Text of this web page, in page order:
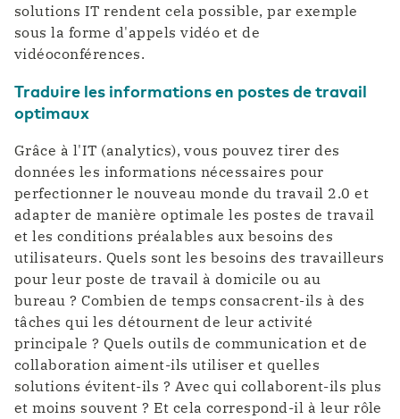
solutions IT rendent cela possible, par exemple
sous la forme d'appels vidéo et de
vidéoconférences.
Traduire les informations en postes de travail
optimaux
Grâce à l'IT (analytics), vous pouvez tirer des
données les informations nécessaires pour
perfectionner le nouveau monde du travail 2.0 et
adapter de manière optimale les postes de travail
et les conditions préalables aux besoins des
utilisateurs. Quels sont les besoins des travailleurs
pour leur poste de travail à domicile ou au
bureau ? Combien de temps consacrent-ils à des
tâches qui les détournent de leur activité
principale ? Quels outils de communication et de
collaboration aiment-ils utiliser et quelles
solutions évitent-ils ? Avec qui collaborent-ils plus
et moins souvent ? Et cela correspond-il à leur rôle